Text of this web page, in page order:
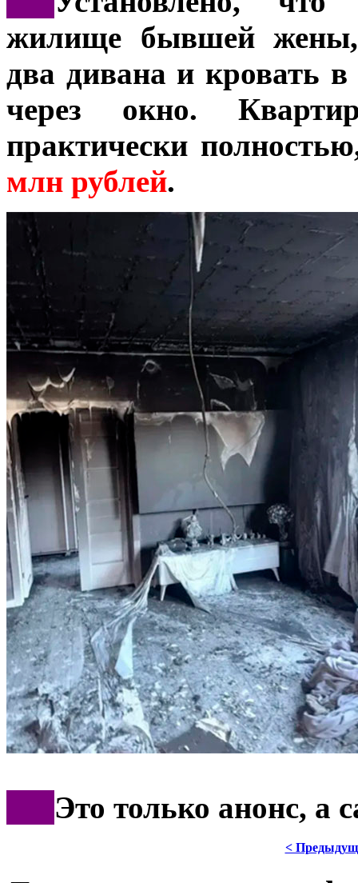
жилище бывшей жены,
два дивана и кровать
через окно.
практически
млн рублей.
Это только анонс, а
<